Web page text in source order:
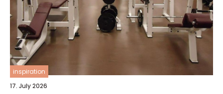
inspiration
17. July 2026